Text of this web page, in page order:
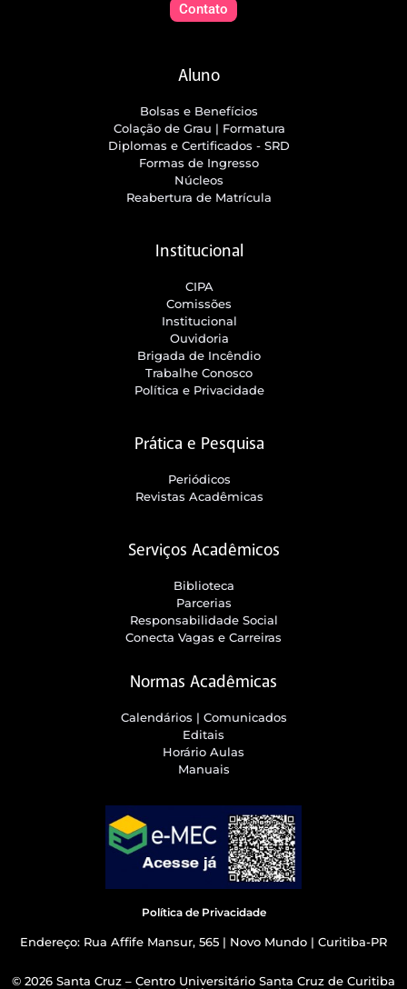
Contato
Aluno
Bolsas e Benefícios
Colação de Grau | Formatura
Diplomas e Certificados - SRD
Formas de Ingresso
Núcleos
Reabertura de Matrícula
Institucional
CIPA
Comissões
Institucional
Ouvidoria
Brigada de Incêndio
Trabalhe Conosco
Política e Privacidade
Prática e Pesquisa
Periódicos
Revistas Acadêmicas
Serviços Acadêmicos
Biblioteca
Parcerias
Responsabilidade Social
Conecta Vagas e Carreiras
Normas Acadêmicas
Calendários | Comunicados
Editais
Horário Aulas
Manuais
Política de Privacidade
Endereço: Rua Affife Mansur, 565 | Novo Mundo | Curitiba-PR
© 2026 Santa Cruz – Centro Universitário Santa Cruz de Curitiba